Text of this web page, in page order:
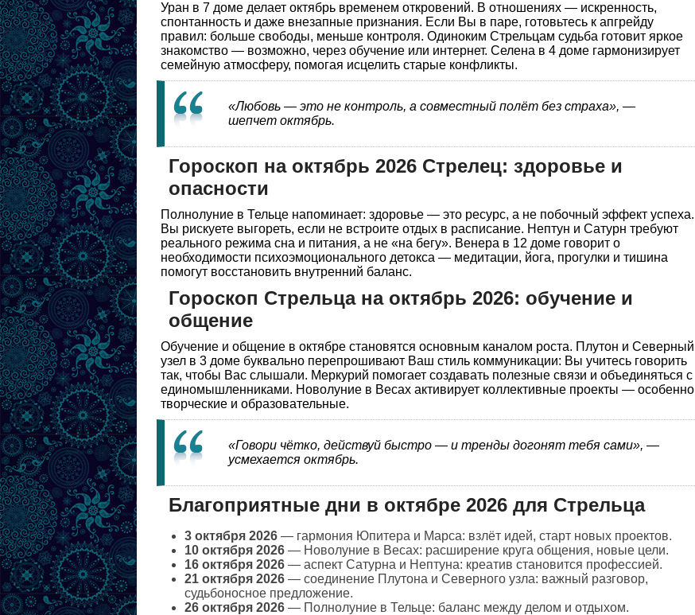
Уран в 7 доме делает октябрь временем откровений. В отношениях — искренность,
спонтанность и даже внезапные признания. Если Вы в паре, готовьтесь к апгрейду
правил: больше свободы, меньше контроля. Одиноким Стрельцам судьба готовит яркое
знакомство — возможно, через обучение или интернет. Селена в 4 доме гармонизирует
семейную атмосферу, помогая исцелить старые конфликты.
«Любовь — это не контроль, а совместный полёт без страха», —
шепчет октябрь.
Гороскоп на октябрь 2026 Стрелец: здоровье и
опасности
Полнолуние в Тельце напоминает: здоровье — это ресурс, а не побочный эффект успеха.
Вы рискуете выгореть, если не встроите отдых в расписание. Нептун и Сатурн требуют
реального режима сна и питания, а не «на бегу». Венера в 12 доме говорит о
необходимости психоэмоционального детокса — медитации, йога, прогулки и тишина
помогут восстановить внутренний баланс.
Гороскоп Стрельца на октябрь 2026: обучение и
общение
Обучение и общение в октябре становятся основным каналом роста. Плутон и Северный
узел в 3 доме буквально перепрошивают Ваш стиль коммуникации: Вы учитесь говорить
так, чтобы Вас слышали. Меркурий помогает создавать полезные связи и объединяться с
единомышленниками. Новолуние в Весах активирует коллективные проекты — особенно
творческие и образовательные.
«Говори чётко, действуй быстро — и тренды догонят тебя сами», —
усмехается октябрь.
Благоприятные дни в октябре 2026 для Стрельца
3 октября 2026 — гармония Юпитера и Марса: взлёт идей, старт новых проектов.
10 октября 2026 — Новолуние в Весах: расширение круга общения, новые цели.
16 октября 2026 — аспект Сатурна и Нептуна: креатив становится профессией.
21 октября 2026 — соединение Плутона и Северного узла: важный разговор,
судьбоносное предложение.
26 октября 2026 — Полнолуние в Тельце: баланс между делом и отдыхом.